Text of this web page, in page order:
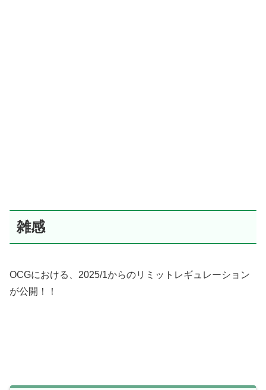
雑感
OCGにおける、2025/1からのリミットレギュレーション
が公開！！